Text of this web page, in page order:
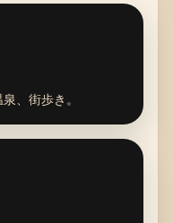
、街歩き。